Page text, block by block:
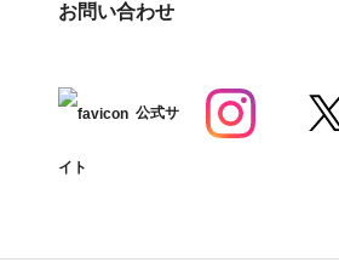
お問い合わせ
公式サ
イト